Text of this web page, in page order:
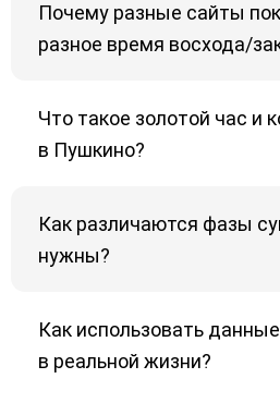
Почему разные сайты
разное время восхода/
Что такое золотой час и
в Пушкино?
Как различаются фазы
нужны?
Как использовать
в реальной жизни?